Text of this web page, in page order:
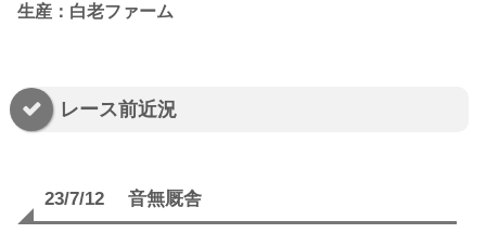
生産：白老ファーム
レース前近況
23/7/12 音無厩舎